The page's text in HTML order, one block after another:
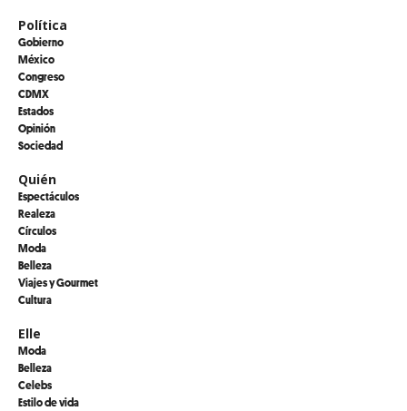
Política
Gobierno
México
Congreso
CDMX
Estados
Opinión
Sociedad
Quién
Espectáculos
Realeza
Círculos
Moda
Belleza
Viajes y Gourmet
Cultura
Elle
Moda
Belleza
Celebs
Estilo de vida